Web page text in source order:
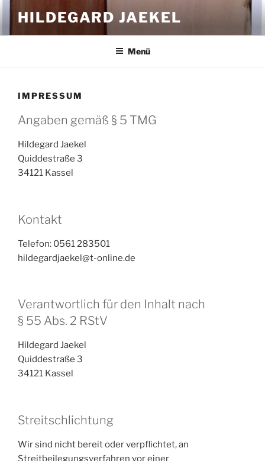
Inhalt
springen
HILDEGARD JAEKEL
Menü
IMPRESSUM
Angaben gemäß § 5 TMG
Hildegard Jaekel
Quiddestraße 3
34121 Kassel
Kontakt
Telefon: 0561 283501
hildegardjaekel@t-online.de
Verantwortlich für den Inhalt nach
§ 55 Abs. 2 RStV
Hildegard Jaekel
Quiddestraße 3
34121 Kassel
Streitschlichtung
Wir sind nicht bereit oder verpflichtet, an
Streitbeilegungsverfahren vor einer